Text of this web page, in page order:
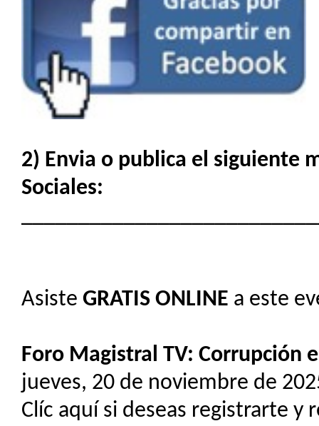
2) Envia o publica el siguiente
Sociales:
Asiste GRATIS ONLINE a este
Foro Magistral TV: Corrupción
jueves, 20 de noviembre de
Clíc aquí si deseas registrarte y